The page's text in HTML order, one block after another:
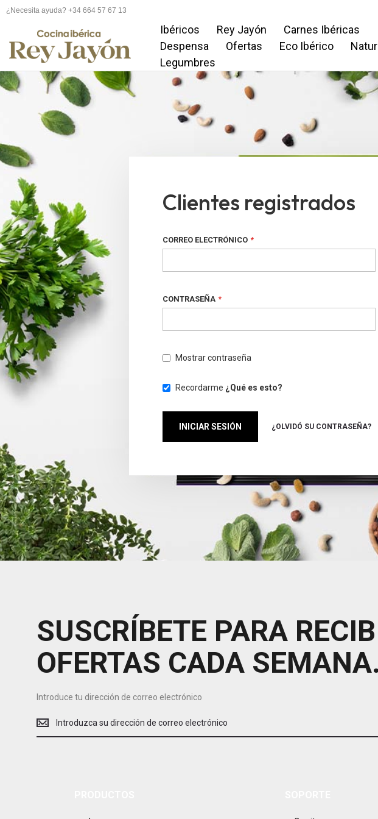
¿Necesita ayuda? +34 664 57 67 13
Ibéricos Rey Jayón
Carnes Ibéricas
Despensa
Ofertas Eco Ibérico
Legumbres
Clientes registrados
CORREO ELECTRÓNICO
CONTRASEÑA
Mostrar contraseña
Recordarme ¿Qué es esto?
INICIAR SESIÓN ¿OLVIDÓ SU CONTRASEÑA?
SUSCRÍBETE PARA
OFERTAS CADA SEMANA.
Introduce tu dirección de correo electrónico
tu
dirección